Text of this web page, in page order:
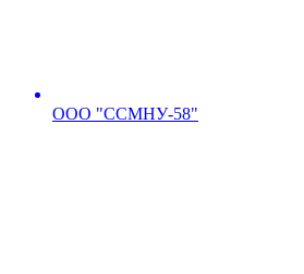
ООО "ССМНУ-58"